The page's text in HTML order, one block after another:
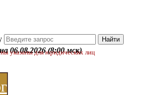
06.08.2026 (8:00 мск)
указаны для юридических лиц